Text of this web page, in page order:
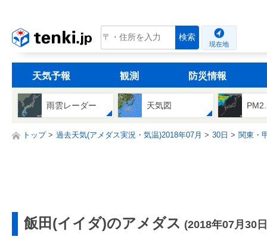
tenki.jp 検索
現在地
天気予報 観測 防災情報
雨雲レーダー 天気図
トップ 過去天気(アメダス実況・気温)2018年07月 30日 関東・
飯田(イイダ)のアメダス (2018年07月30